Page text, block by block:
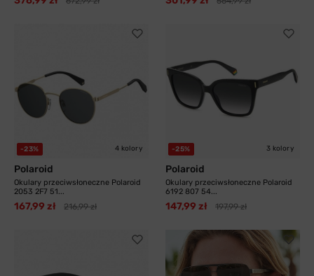
-23% 4 kolory
Polaroid
Okulary przeciwsłoneczne Polaroid
2053 2F7 51...
167,99 zł 216,99 zł
-25% 3 kolory
Polaroid
Okulary przeciwsłoneczne Polaroid
6192 807 54...
147,99 zł 197,99 zł